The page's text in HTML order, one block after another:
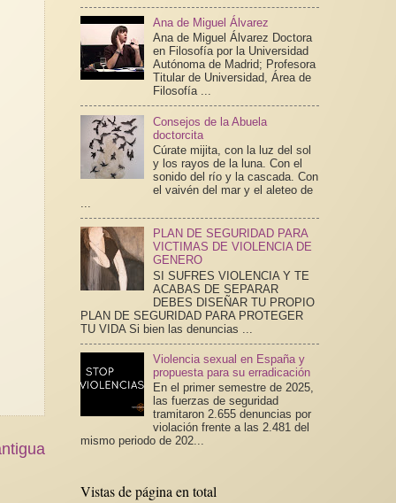
Ana de Miguel Álvarez
Ana de Miguel Álvarez Doctora
en Filosofía por la Universidad
Autónoma de Madrid; Profesora
Titular de Universidad, Área de
Filosofía ...
Consejos de la Abuela
doctorcita
Cúrate mijita, con la luz del sol
y los rayos de la luna. Con el
sonido del río y la cascada. Con
el vaivén del mar y el aleteo de
...
PLAN DE SEGURIDAD PARA
VICTIMAS DE VIOLENCIA DE
GENERO
SI SUFRES VIOLENCIA Y TE
ACABAS DE SEPARAR
DEBES DISEÑAR TU PROPIO
PLAN DE SEGURIDAD PARA PROTEGER
TU VIDA Si bien las denuncias ...
Violencia sexual en España y
propuesta para su erradicación
En el primer semestre de 2025,
las fuerzas de seguridad
tramitaron 2.655 denuncias por
violación frente a las 2.481 del
mismo periodo de 202...
Vistas de página en total